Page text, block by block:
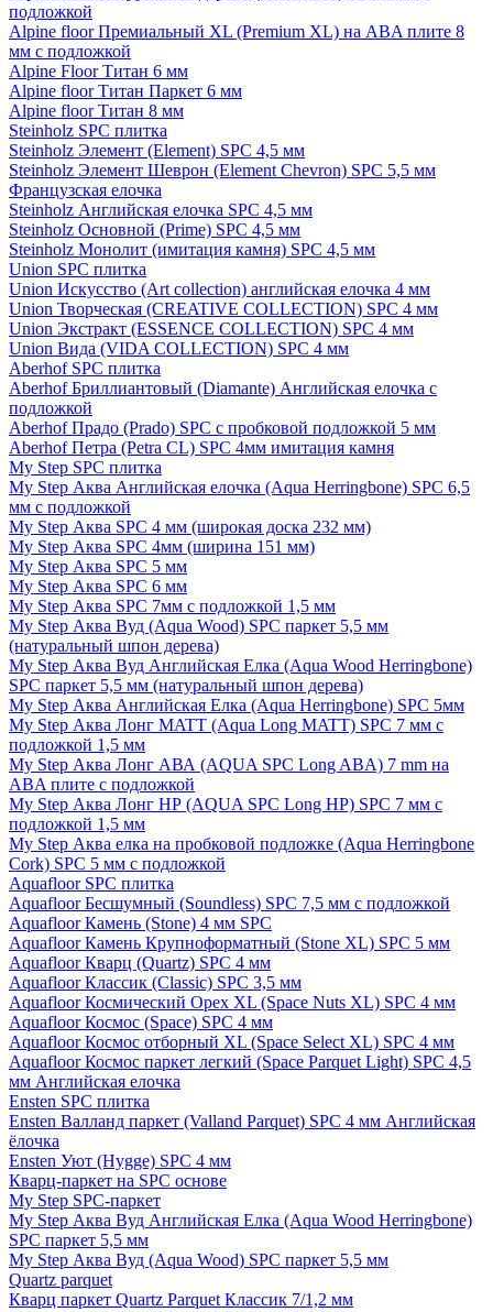
подложкой
Alpine floor Премиальный XL (Premium XL) на ABA плите 8
мм с подложкой
Alpine Floor Титан 6 мм
Alpine floor Титан Паркет 6 мм
Alpine floor Титан 8 мм
Steinholz SPC плитка
Steinholz Элемент (Element) SPC 4,5 мм
Steinholz Элемент Шеврон (Element Chevron) SPC 5,5 мм
Французская елочка
Steinholz Английская елочка SPC 4,5 мм
Steinholz Основной (Prime) SPC 4,5 мм
Steinholz Монолит (имитация камня) SPC 4,5 мм
Union SPC плитка
Union Искусство (Art collection) английская елочка 4 мм
Union Творческая (CREATIVE COLLECTION) SPC 4 мм
Union Экстракт (ESSENCE COLLECTION) SPC 4 мм
Union Вида (VIDA COLLECTION) SPC 4 мм
Aberhof SPC плитка
Aberhof Бриллиантовый (Diamante) Английская елочка с
подложкой
Aberhof Прадо (Prado) SPC с пробковой подложкой 5 мм
Aberhof Петра (Petra CL) SPC 4мм имитация камня
My Step SPC плитка
My Step Аква Английская елочка (Aqua Herringbone) SPC 6,5
мм с подложкой
My Step Аква SPC 4 мм (широкая доска 232 мм)
My Step Аква SPC 4мм (ширина 151 мм)
My Step Аква SPC 5 мм
My Step Аква SPC 6 мм
My Step Аква SPC 7мм c подложкой 1,5 мм
My Step Аква Вуд (Aqua Wood) SPC паркет 5,5 мм
(натуральный шпон дерева)
My Step Аква Вуд Английская Елка (Aqua Wood Herringbone)
SPC паркет 5,5 мм (натуральный шпон дерева)
My Step Аква Английская Елка (Aqua Herringbone) SPC 5мм
My Step Аква Лонг MATT (Aqua Long MATT) SPC 7 мм с
подложкой 1,5 мм
My Step Аква Лонг АВА (AQUA SPC Long ABA) 7 mm на
ABA плите с подложкой
My Step Аква Лонг НР (AQUA SPC Long HP) SPC 7 мм с
подложкой 1,5 мм
My Step Аква елка на пробковой подложке (Aqua Herringbone
Cork) SPC 5 мм с подложкой
Aquafloor SPC плитка
Aquafloor Бесшумный (Soundless) SPC 7,5 мм с подложкой
Aquafloor Камень (Stone) 4 мм SPC
Aquafloor Камень Крупноформатный (Stone XL) SPC 5 мм
Aquafloor Кварц (Quartz) SPC 4 мм
Aquafloor Классик (Classic) SPC 3,5 мм
Aquafloor Космический Орех XL (Space Nuts XL) SPC 4 мм
Aquafloor Космос (Space) SPC 4 мм
Aquafloor Космос отборный XL (Space Select XL) SPC 4 мм
Aquafloor Космос паркет легкий (Space Parquet Light) SPC 4,5
мм Английская елочка
Ensten SPC плитка
Ensten Валланд паркет (Valland Parquet) SPC 4 мм Английская
ёлочка
Ensten Уют (Hygge) SPC 4 мм
Кварц-паркет на SPC основе
My Step SPC-паркет
My Step Аква Вуд Английская Елка (Aqua Wood Herringbone)
SPC паркет 5,5 мм
My Step Аква Вуд (Aqua Wood) SPC паркет 5,5 мм
Quartz parquet
Кварц паркет Quartz Parquet Классик 7/1,2 мм